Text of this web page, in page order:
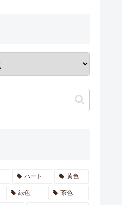
ハート 黄色
緑色 茶色